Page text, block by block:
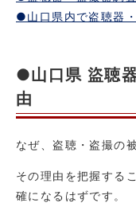
●山口県内で盗聴器
●山口県 盜聴
由
なぜ、盗聴・盗撮の
その理由を把握する
確になるはずです。